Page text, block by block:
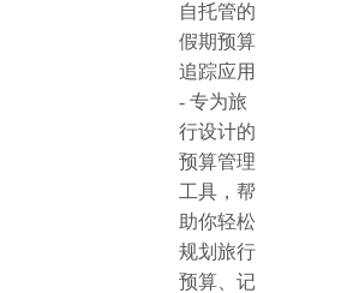
自托管的
假期预算
追踪应用
- 专为旅
行设计的
预算管理
工具，帮
助你轻松
规划旅行
预算、记